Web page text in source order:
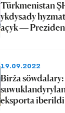
Türkmenistan
ykdysady
açyk —
19.09.2022
Birža
eksporta iberildi